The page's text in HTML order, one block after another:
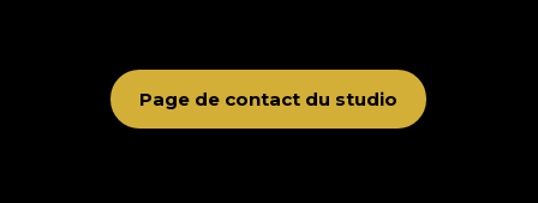
Page de contact du studio